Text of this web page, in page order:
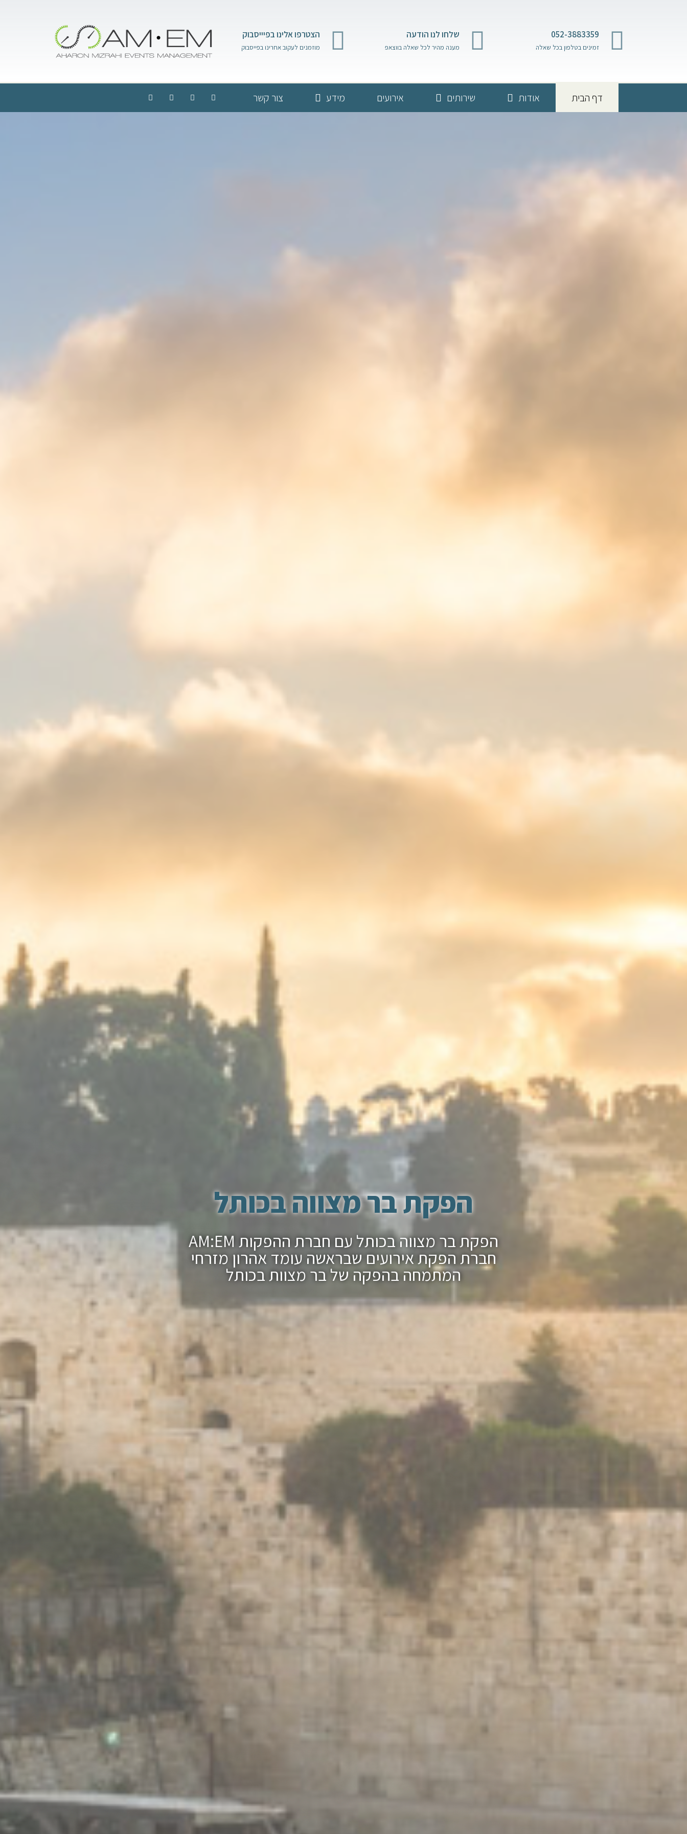
052-3883359
זמינים בטלפון בכל שאלה
שלחו לנו הודעה
מענה מהיר לכל שאלה בווצאפ
הצטרפו אלינו בפיייסבוק
מוזמנים לעקוב אחרינו בפייסבוק
דף הבית אודות שירותים אירועים מידע צור קשר
הפקת בר מצווה בכותל
הפקת בר מצווה בכותל עם חברת ההפקות AM:EM
חברת הפקת אירועים שבראשה עומד אהרון מזרחי
המתמחה בהפקה של בר מצוות בכותל